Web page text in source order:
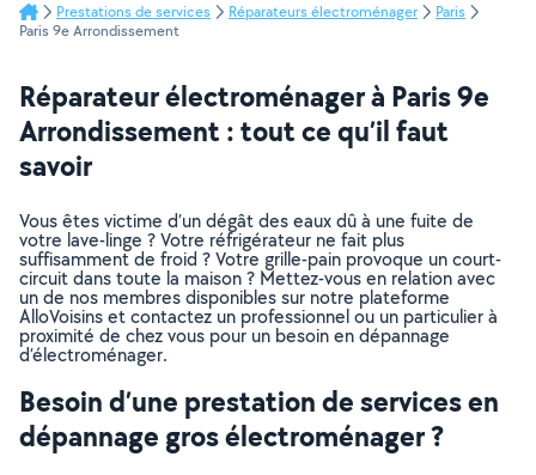
Prestations de services Réparateurs électroménager
Paris
Paris 9e Arrondissement
Réparateur électroménager à Paris 9e
Arrondissement : tout ce qu’il faut
savoir
Vous êtes victime d’un dégât des eaux dû à une fuite de
votre lave-linge ? Votre réfrigérateur ne fait plus
suffisamment de froid ? Votre grille-pain provoque un court-
circuit dans toute la maison ? Mettez-vous en relation avec
un de nos membres disponibles sur notre plateforme
AlloVoisins et contactez un professionnel ou un particulier à
proximité de chez vous pour un besoin en dépannage
d’électroménager.
Besoin d’une prestation de services en
dépannage gros électroménager ?